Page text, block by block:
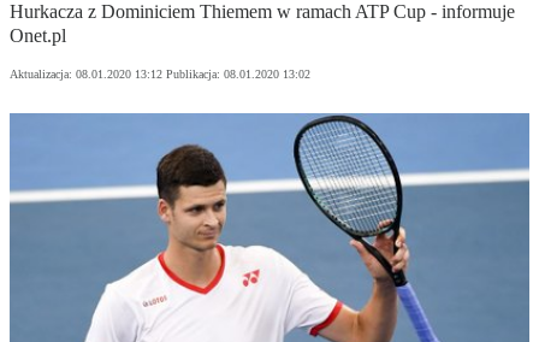
Hurkacza z Dominiciem Thiemem w ramach ATP Cup - informuje
Onet.pl
Aktualizacja: 08.01.2020 13:12 Publikacja: 08.01.2020 13:02